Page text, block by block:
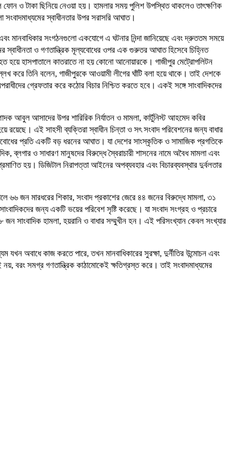
ও টাকা ছিনিয়ে নেওয়া হয়। হামলার সময় পুলিশ উপস্থিত থাকলেও তাৎক্ষণিক
স্বাধীনতার উপর সরাসরি আঘাত।
মানবাধিকার সংগঠনগুলো একযোগে এ ঘটনার নিন্দা জানিয়েছে এবং দ্রুততম সময়ে
স্বাধীনতা ও গণতান্ত্রিক মূল্যবোধের ওপর এক গুরুতর আঘাত হিসেবে চিহ্নিত
হাসপাতালে কাতরাতে না হয় কোনো আনোয়ারকে। গাজীপুর মেট্রোপলিটন
তিনি বলেন, গাজীপুরকে আওয়ামী লীগের ঘাঁটি বলা হয়ে থাকে। তাই দেশকে
গ্রেফতার করে কঠোর বিচার নিশ্চিত করতে হবে। একই সঙ্গে সাংবাদিকদের
আবুল আসাদের উপর শারিরিক নির্যাতন ও মামলা, কার্টুনিস্ট আহমেদ কবির
এই সাহসী ব্যক্তিরা স্বাধীন চিন্তা ও সৎ সংবাদ পরিবেশনের জন্য বাধার
প্রতি একটি বড় ধরনের আঘাত। যা দেশের সাংস্কৃতিক ও সামাজিক প্রগতিকে
ও সাধারণ মানুষদের বিরুদ্ধে স্বৈরাচারী শাসনের নামে অবৈধ মামলা এবং
হয়। ডিজিটাল নিরাপত্তা আইনের অপব্যবহার এবং বিচারব্যবস্থার দুর্বলতার
৬৬ জন মারধরের শিকার, সংবাদ প্রকাশের জেরে ৪৪ জনের বিরুদ্ধে মামলা, ৩১
জন্য একটি ভয়ের পরিবেশ সৃষ্টি করেছে। যা সংবাদ সংগ্রহ ও প্রচারে
সাংবাদিক হামলা, হয়রানি ও বাধার সম্মুখীন হন। এই পরিসংখ্যান কেবল সংখ্যার
যখন অবাধে কাজ করতে পারে, তখন মানবাধিকারের সুরক্ষা, দুর্নীতির উন্মোচন এবং
বরং সমগ্র গণতান্ত্রিক কাঠামোকেই ক্ষতিগ্রস্ত করে। তাই সংবাদমাধ্যমের